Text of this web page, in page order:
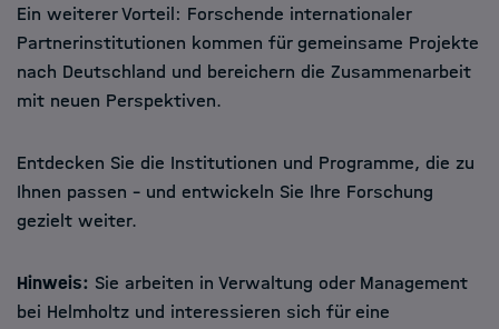
Ein weiterer Vorteil: Forschende internationaler
Partnerinstitutionen kommen für gemeinsame Projekte
nach Deutschland und bereichern die Zusammenarbeit
mit neuen Perspektiven.
Entdecken Sie die Institutionen und Programme, die zu
Ihnen passen – und entwickeln Sie Ihre Forschung
gezielt weiter.
Hinweis: Sie arbeiten in Verwaltung oder Management
bei Helmholtz und interessieren sich für eine